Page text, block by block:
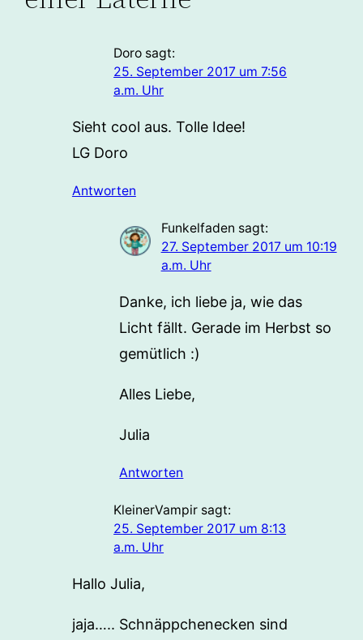
Doro sagt:
25. September 2017 um 7:56
a.m. Uhr
Sieht cool aus. Tolle Idee!
LG Doro
Antworten
Funkelfaden sagt:
27. September 2017 um 10:19
a.m. Uhr
Danke, ich liebe ja, wie das
Licht fällt. Gerade im Herbst so
gemütlich :)
Alles Liebe,
Julia
Antworten
KleinerVampir sagt:
25. September 2017 um 8:13
a.m. Uhr
Hallo Julia,
jaja….. Schnäppchenecken sind